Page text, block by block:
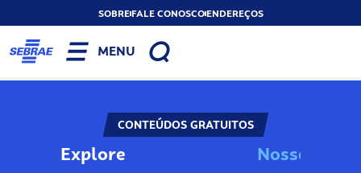
SOBREFALE CONOSCOENDEREÇOS
MENU
CONTEÚDOS GRATUITOS
Explore No